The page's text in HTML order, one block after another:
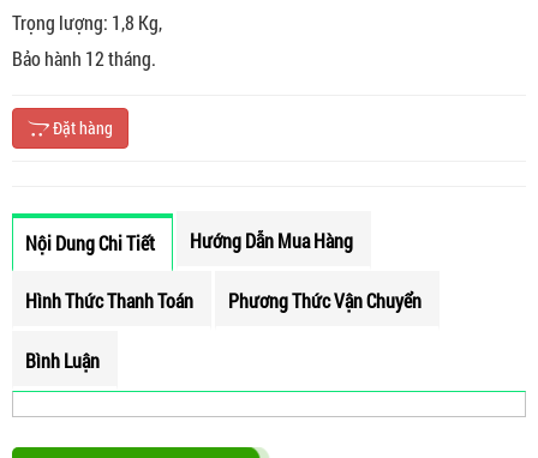
Trọng lượng: 1,8 Kg,
Bảo hành 12 tháng.
Đặt hàng
Nội Dung Chi Tiết Hướng Dẫn Mua Hàng
Hình Thức Thanh Toán Phương Thức Vận Chuyển
Bình Luận